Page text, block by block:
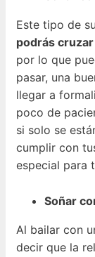
Este tipo de
podrás
por lo que
pasar, una
llegar a
poco de
si solo se
cumplir con
especial para
Soñar
Al bailar con
decir que la